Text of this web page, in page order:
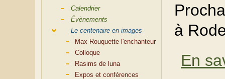
Calendrier
Évènements
Le centenaire en images
Max Rouquette l'enchanteur
Colloque
Rasims de luna
Expos et conférences
à
En